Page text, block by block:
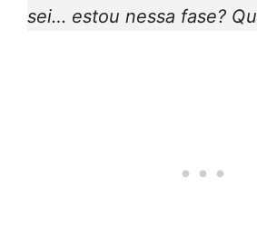
sei… estou nessa fase?